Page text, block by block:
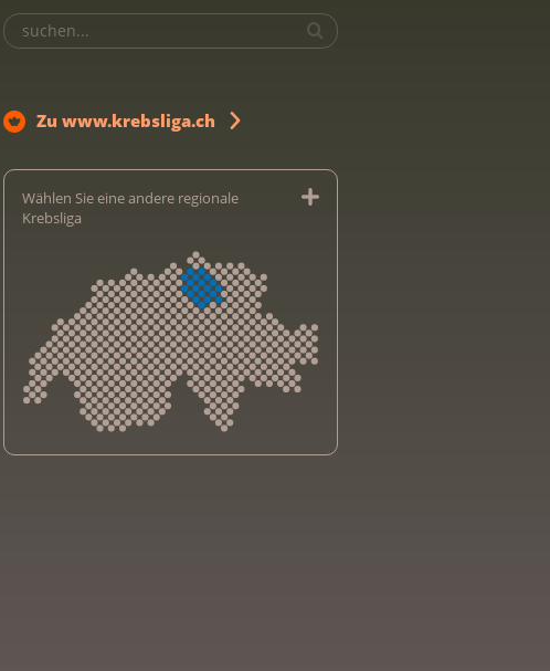
Zu www.krebsliga.ch
Wählen Sie eine andere regionale
Krebsliga